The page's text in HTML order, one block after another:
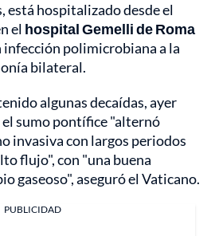
está hospitalizado desde el
el hospital Gemelli de Roma
polimicrobiana a la
bilateral.
algunas decaídas, ayer
sumo pontífice "alternó
invasiva con largos periodos
flujo", con "una buena
gaseoso", aseguró el Vaticano.
PUBLICIDAD